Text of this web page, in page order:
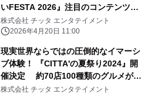
いFESTA 2026』注目のコンテンツを
紹介
株式会社 チッタ エンタテイメント
2026年4月20日 11:00
現実世界ならではの圧倒的なイマーシ
ブ体験！ 『CITTA'の夏祭り2024』開
催決定 約70店100種類のグルメが集
結する夜市や迫力のパフォーマンスな
株式会社 チッタ エンタテイメント